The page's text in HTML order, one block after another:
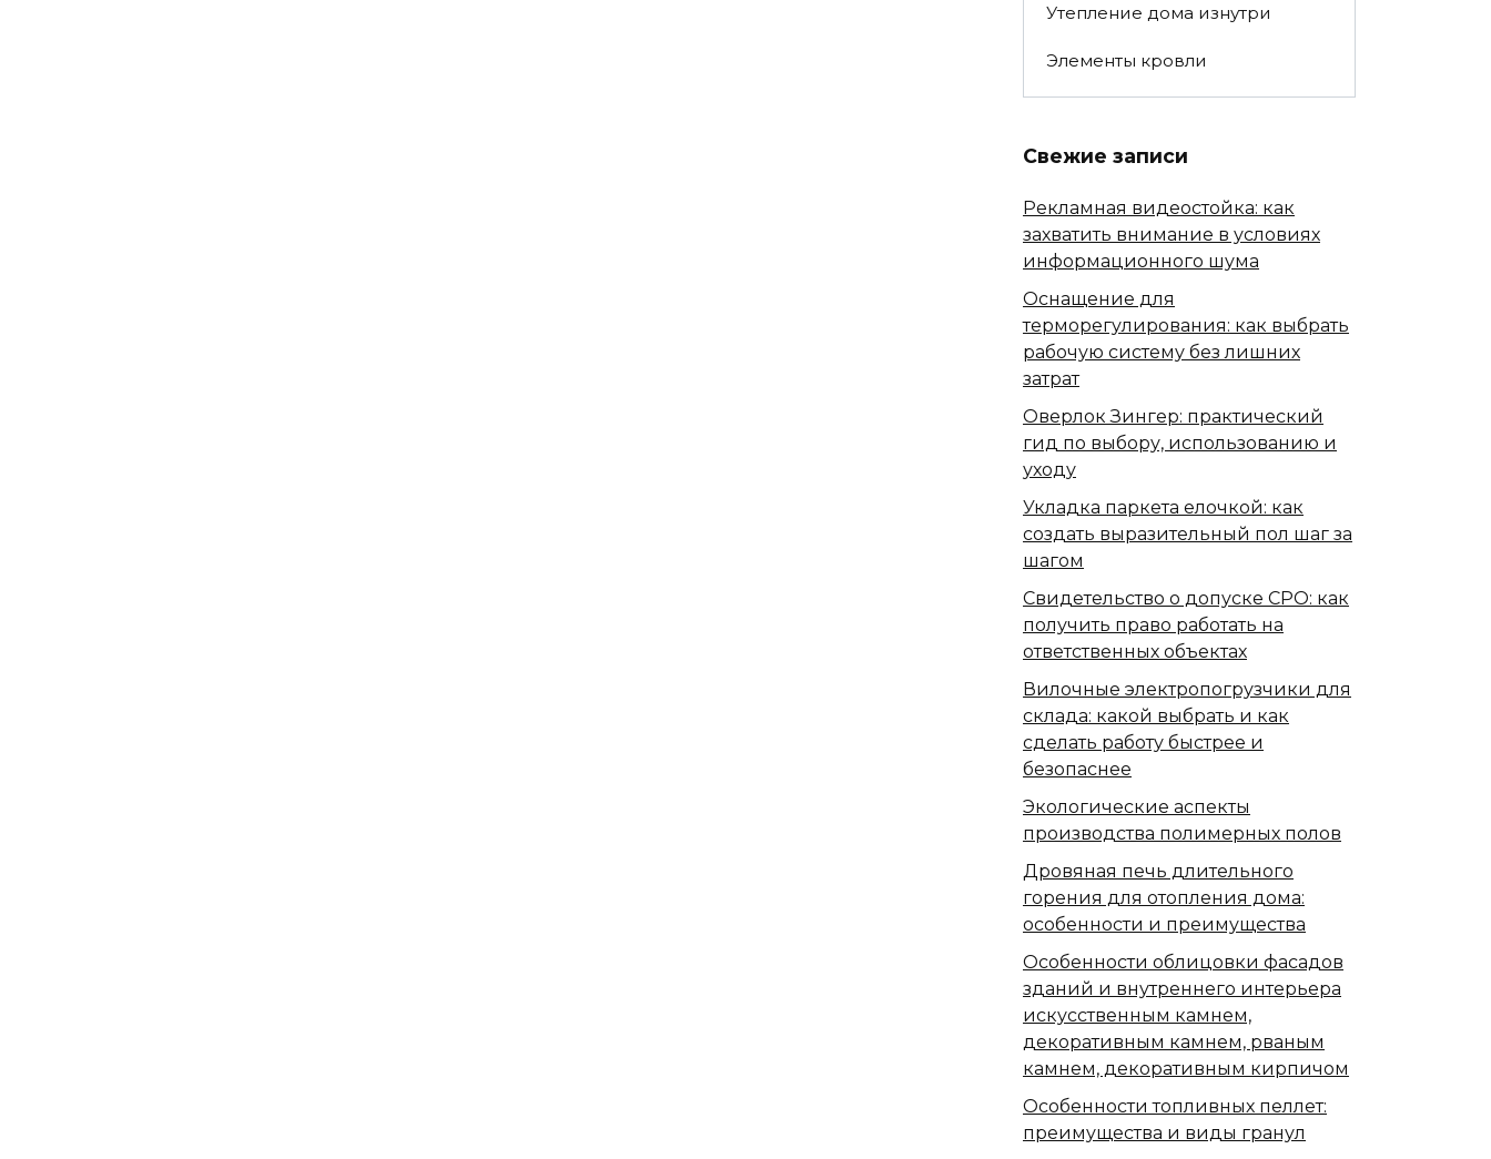
Утепление дома изнутри
Элементы кровли
Свежие записи
Рекламная видеостойка: как
захватить внимание в условиях
информационного шума
Оснащение для
терморегулирования: как выбрать
рабочую систему без лишних
затрат
Оверлок Зингер: практический
гид по выбору, использованию и
уходу
Укладка паркета елочкой: как
создать выразительный пол шаг за
шагом
Свидетельство о допуске СРО: как
получить право работать на
ответственных объектах
Вилочные электропогрузчики для
склада: какой выбрать и как
сделать работу быстрее и
безопаснее
Экологические аспекты
производства полимерных полов
Дровяная печь длительного
горения для отопления дома:
особенности и преимущества
Особенности облицовки фасадов
зданий и внутреннего интерьера
искусственным камнем,
декоративным камнем, рваным
камнем, декоративным кирпичом
Особенности топливных пеллет:
преимущества и виды гранул